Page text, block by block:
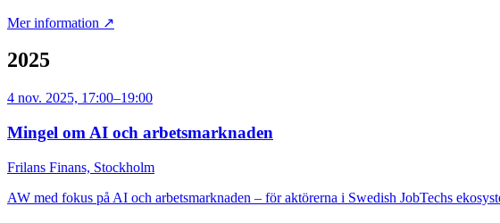
Mer information ↗
2025
4 nov. 2025, 17:00–19:00
Mingel om AI och arbetsmarknaden
Frilans Finans, Stockholm
AW med fokus på AI och arbetsmarknaden – för aktörerna i Swedish JobTechs